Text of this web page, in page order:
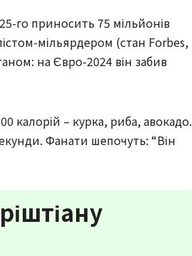
го приносить 75 мільйонів
мільярдером (стан Forbes,
на Євро-2024 він забив
калорій – курка, риба, авокадо.
Фанати шепочуть: “Він